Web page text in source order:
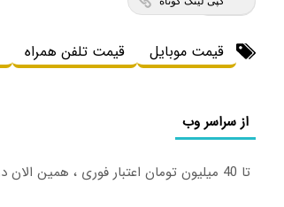
قیمت موبایل قیمت تلفن همراه
از سراسر وب
تا 40 میلیون تومان اعتبار فوری ، همین الان دریافت کن